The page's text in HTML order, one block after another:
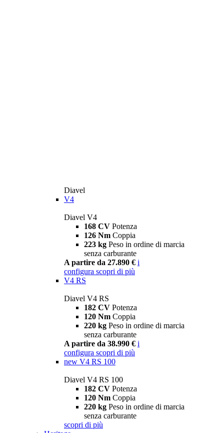
Diavel
V4
Diavel V4
168 CV Potenza
126 Nm Coppia
223 kg Peso in ordine di marcia
senza carburante
A partire da 27.890 € i
configura scopri di più
V4 RS
Diavel V4 RS
182 CV Potenza
120 Nm Coppia
220 kg Peso in ordine di marcia
senza carburante
A partire da 38.990 € i
configura scopri di più
new V4 RS 100
Diavel V4 RS 100
182 CV Potenza
120 Nm Coppia
220 kg Peso in ordine di marcia
senza carburante
scopri di più